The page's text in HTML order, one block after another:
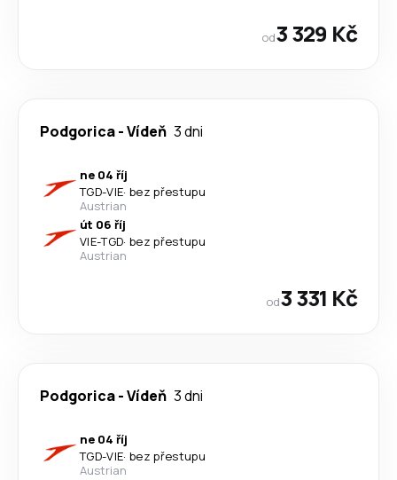
od3 329 Kč
Podgorica-Vídeň 3 dni
ne 04 říj
TGD-VIE· bez přestupu
Austrian
út 06 říj
VIE-TGD· bez přestupu
Austrian
od3 331 Kč
Podgorica-Vídeň 3 dni
ne 04 říj
TGD-VIE· bez přestupu
Austrian